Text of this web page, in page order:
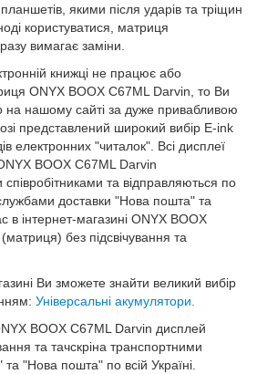
якими після ударів та тріщин
користуватися, матриця
вимагає заміни.
книжці не працює або
ONYX BOOX C67ML Darvin, то Ви
на нашому сайті за дуже привабливою
представлений широкий вибір E-ink
електронних "читалок". Всі дисплеї
BOOX C67ML Darvin
та відправляються по
службами доставки "Нова пошта" та
в інтернет-магазині ONYX BOOX
без підсвічування та
Ви зможете знайти великий вибір
Універсальні акумулятори.
BOOX C67ML Darvin дисплей
та тачскріна транспортними
"Нова пошта" по всій Україні.